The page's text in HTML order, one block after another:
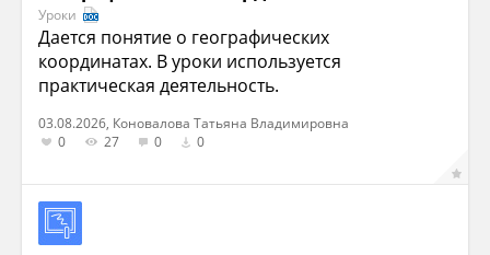
Уроки
Дается понятие о географических
координатах. В уроки используется
практическая деятельность.
03.08.2026, Коновалова Татьяна Владимировна
0
27 0 0